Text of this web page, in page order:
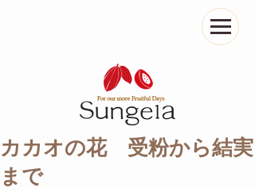
カカオの花 受粉から結実
まで